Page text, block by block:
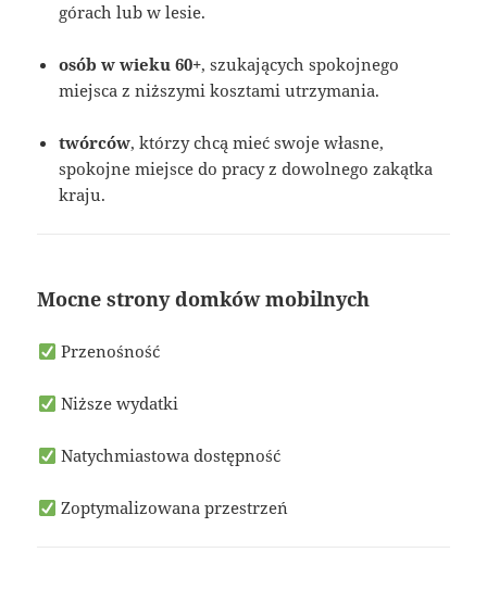
górach lub w lesie.
osób w wieku 60+, szukających spokojnego
miejsca z niższymi kosztami utrzymania.
twórców, którzy chcą mieć swoje własne,
spokojne miejsce do pracy z dowolnego zakątka
kraju.
Mocne strony domków mobilnych
Przenośność
Niższe wydatki
Natychmiastowa dostępność
Zoptymalizowana przestrzeń